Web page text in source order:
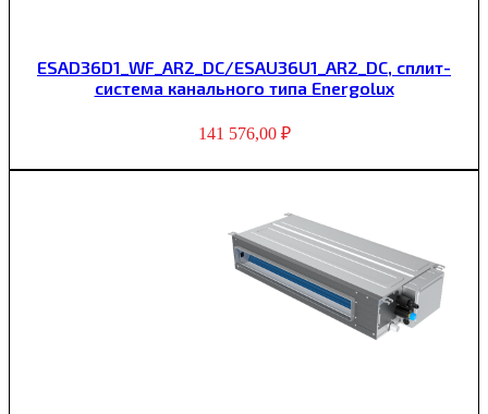
ESAD36D1_WF_AR2_DC/ESAU36U1_AR2_DC, сплит-
система канального типа Energolux
141 576,00 ₽